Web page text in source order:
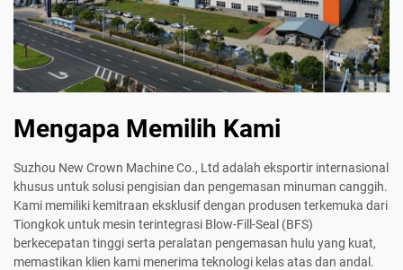
Mengapa Memilih Kami
Suzhou New Crown Machine Co., Ltd adalah eksportir internasional
khusus untuk solusi pengisian dan pengemasan minuman canggih.
Kami memiliki kemitraan eksklusif dengan produsen terkemuka dari
Tiongkok untuk mesin terintegrasi Blow-Fill-Seal (BFS)
berkecepatan tinggi serta peralatan pengemasan hulu yang kuat,
memastikan klien kami menerima teknologi kelas atas dan andal.